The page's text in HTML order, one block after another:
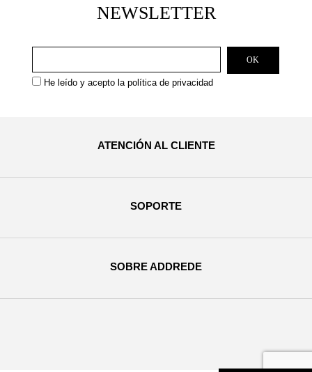
NEWSLETTER
He leído y acepto lapolítica de privacidad
ATENCIÓN AL CLIENTE
SOPORTE
SOBRE ADDREDE